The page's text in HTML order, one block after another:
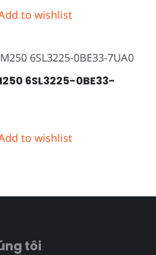
to wishlist
6SL3225-0BE33-
to wishlist
tôi